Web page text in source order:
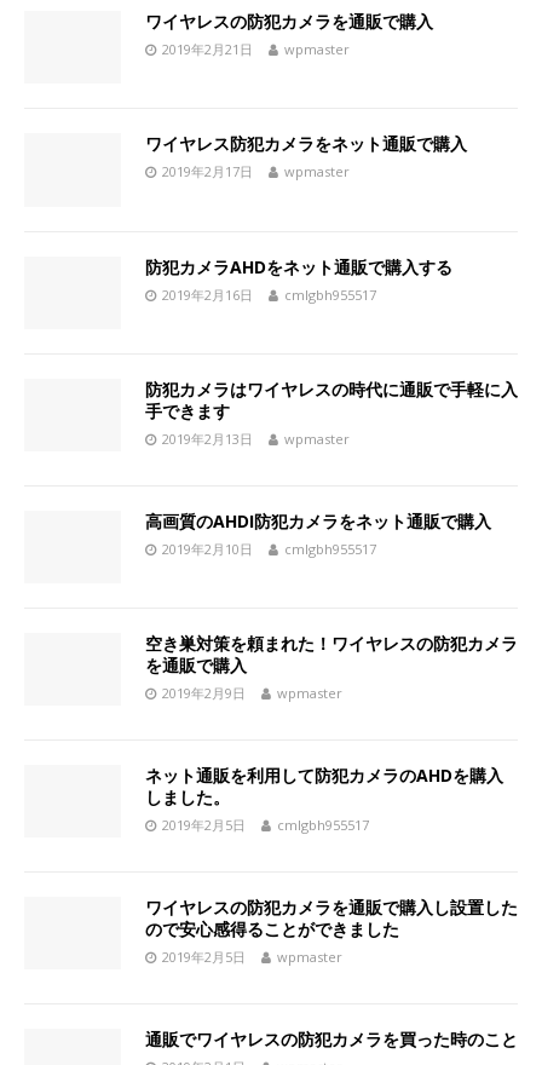
ワイヤレスの防犯カメラを通販で購入
2019年2月21日 wpmaster
ワイヤレス防犯カメラをネット通販で購入
2019年2月17日 wpmaster
防犯カメラAHDをネット通販で購入する
2019年2月16日 cmlgbh955517
防犯カメラはワイヤレスの時代に通販で手軽に入
手できます
2019年2月13日 wpmaster
高画質のAHDI防犯カメラをネット通販で購入
2019年2月10日 cmlgbh955517
空き巣対策を頼まれた！ワイヤレスの防犯カメラ
を通販で購入
2019年2月9日 wpmaster
ネット通販を利用して防犯カメラのAHDを購入
しました。
2019年2月5日 cmlgbh955517
ワイヤレスの防犯カメラを通販で購入し設置した
ので安心感得ることができました
2019年2月5日 wpmaster
通販でワイヤレスの防犯カメラを買った時のこと